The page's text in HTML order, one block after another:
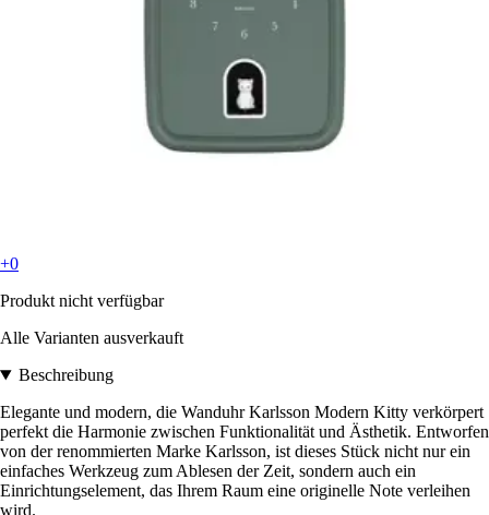
+0
Produkt nicht verfügbar
Alle Varianten ausverkauft
Beschreibung
Elegante und modern, die Wanduhr Karlsson Modern Kitty verkörpert
perfekt die Harmonie zwischen Funktionalität und Ästhetik. Entworfen
von der renommierten Marke Karlsson, ist dieses Stück nicht nur ein
einfaches Werkzeug zum Ablesen der Zeit, sondern auch ein
Einrichtungselement, das Ihrem Raum eine originelle Note verleihen
wird.